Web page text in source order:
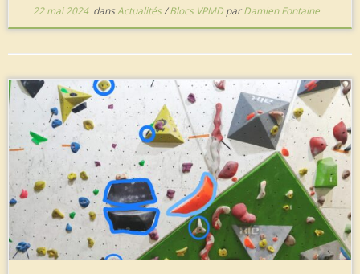
22 mai 2024dansActualités/Blocs VPMD parDamien Fontaine